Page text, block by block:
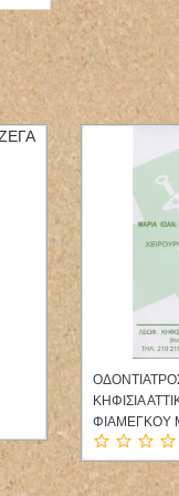
ΑΡΙΣΤΕΙΔΗΣ